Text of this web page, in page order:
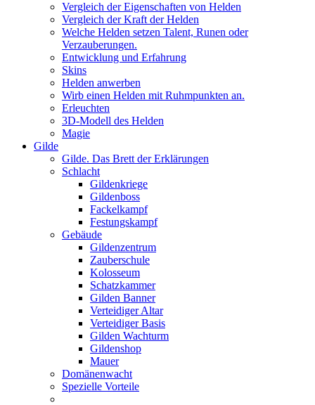
Vergleich der Eigenschaften von Helden
Vergleich der Kraft der Helden
Welche Helden setzen Talent, Runen oder
Verzauberungen.
Entwicklung und Erfahrung
Skins
Helden anwerben
Wirb einen Helden mit Ruhmpunkten an.
Erleuchten
3D-Modell des Helden
Magie
Gilde
Gilde. Das Brett der Erklärungen
Schlacht
Gildenkriege
Gildenboss
Fackelkampf
Festungskampf
Gebäude
Gildenzentrum
Zauberschule
Kolosseum
Schatzkammer
Gilden Banner
Verteidiger Altar
Verteidiger Basis
Gilden Wachturm
Gildenshop
Mauer
Domänenwacht
Spezielle Vorteile